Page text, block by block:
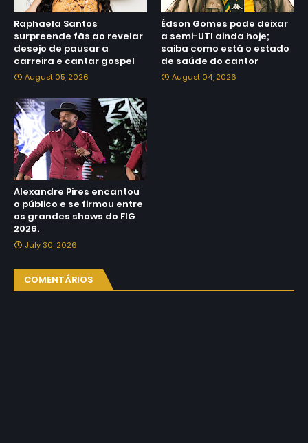
Raphaela Santos
surpreende fãs ao revelar
desejo de pausar a
carreira e cantar gospel
August 05, 2026
Édson Gomes pode deixar
a semi-UTI ainda hoje;
saiba como está o estado
de saúde do cantor
August 04, 2026
Alexandre Pires encantou
o público e se firmou entre
os grandes shows do FIG
2026.
July 30, 2026
COMENTÁRIOS